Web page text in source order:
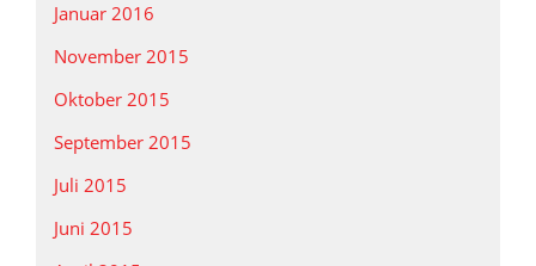
Januar 2016
November 2015
Oktober 2015
September 2015
Juli 2015
Juni 2015